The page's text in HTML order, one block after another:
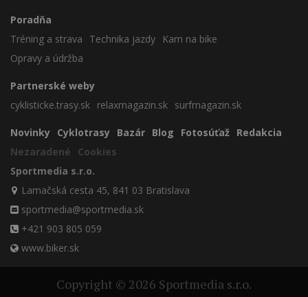
Poradňa
Tréning a strava
Technika jazdy
Kam na bike
Opravy a údržba
Partnerské weby
cyklisticke.trasy.sk relaxmagazin.sk surfmagazin.sk
Novinky Cyklotrasy Bazár Blog Fotosúťaž Redakcia
Nezaradené
Cookies
Sportmedia s.r.o.
Lamačská cesta 45, 841 03 Bratislava
sportmedia@sportmedia.sk
+421 903 805 059
www.biker.sk
Copyright © 2026 Sportmedia s.r.o.